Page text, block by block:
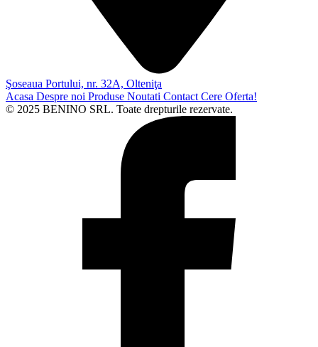
Şoseaua Portului, nr. 32A, Olteniţa
Acasa Despre noi Produse Noutati Contact Cere Oferta!
© 2025 BENINO SRL. Toate drepturile rezervate.